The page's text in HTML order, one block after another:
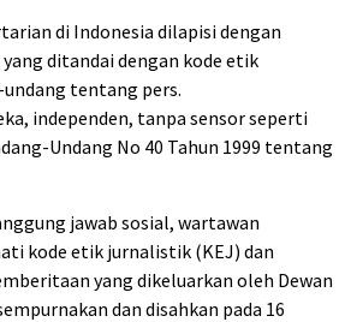
di Indonesia dilapisi dengan
ditandai dengan kode etik
tentang pers.
independen, tanpa sensor seperti
Undang No 40 Tahun 1999 tentang
jawab sosial, wartawan
kode etik jurnalistik (KEJ) dan
yang dikeluarkan oleh Dewan
dan disahkan pada 16